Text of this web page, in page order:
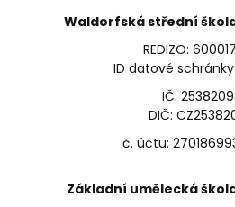
Waldorfská střední
REDIZO:
ID datové
IČ:
DIČ:
č. účtu:
Základní umělecká